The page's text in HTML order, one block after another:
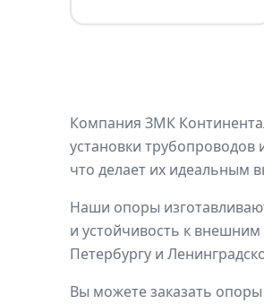
Компания ЗМК
установки
что делает их
Наши опоры
и устойчивость к
Петербургу и
Вы можете заказать